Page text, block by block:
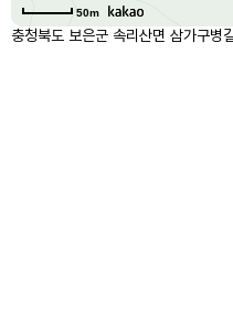
50m
충청북도 보은군 속리산면 삼가구병